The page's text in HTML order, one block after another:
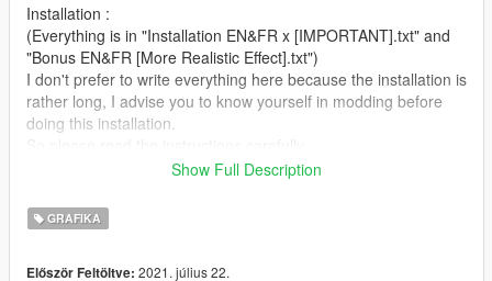
Installation :
(Everything is in "Installation EN&FR x [IMPORTANT].txt" and
"Bonus EN&FR [More Realistic Effect].txt")
I don't prefer to write everything here because the installation is
rather long, I advise you to know yourself in modding before
doing this installation.
If you have any problem let me help you here or on my discord
RTGI : https://www.patreon.com/mcflypg
NaturalVision Evolved : https://www.patreon.com/razedmods
Show Full Description
GRAFIKA
Először Feltöltve: 2021. július 22.